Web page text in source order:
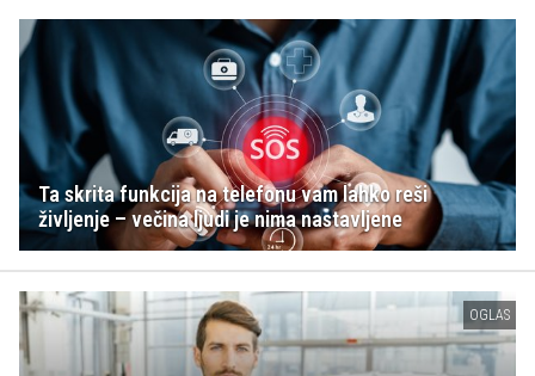
Ta skrita funkcija na telefonu vam lahko reši
življenje – večina ljudi je nima nastavljene
OGLAS